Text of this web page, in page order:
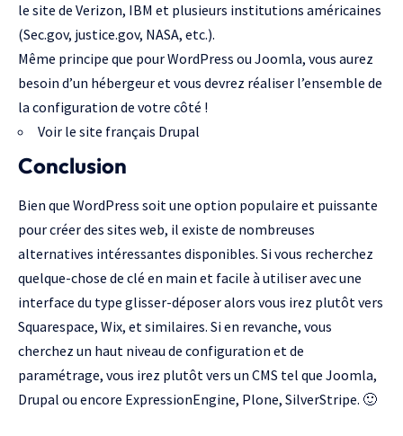
le site de Verizon, IBM et plusieurs institutions américaines
(Sec.gov, justice.gov, NASA, etc.).
Même principe que pour WordPress ou Joomla, vous aurez
besoin d’un hébergeur et vous devrez réaliser l’ensemble de
la configuration de votre côté !
Voir le site français Drupal
Conclusion
Bien que WordPress soit une option populaire et puissante
pour créer des sites web, il existe de nombreuses
alternatives intéressantes disponibles. Si vous recherchez
quelque-chose de clé en main et facile à utiliser avec une
interface du type glisser-déposer alors vous irez plutôt vers
Squarespace, Wix, et similaires. Si en revanche, vous
cherchez un haut niveau de configuration et de
paramétrage, vous irez plutôt vers un CMS tel que Joomla,
Drupal ou encore ExpressionEngine, Plone, SilverStripe. 🙂